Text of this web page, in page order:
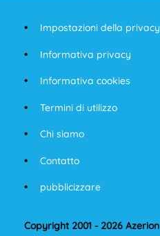
Impostazioni della privacy
Informativa privacy
Informativa cookies
Termini di utilizzo
Chi siamo
Contatto
pubblicizzare
Copyright 2001 - 2026 Azerion